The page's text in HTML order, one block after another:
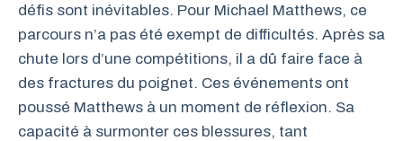
défis sont inévitables. Pour Michael Matthews, ce
parcours n’a pas été exempt de difficultés. Après sa
chute lors d’une compétitions, il a dû faire face à
des fractures du poignet. Ces événements ont
poussé Matthews à un moment de réflexion. Sa
capacité à surmonter ces blessures, tant